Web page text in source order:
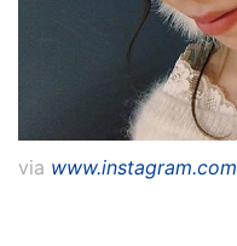
via www.instagram.com